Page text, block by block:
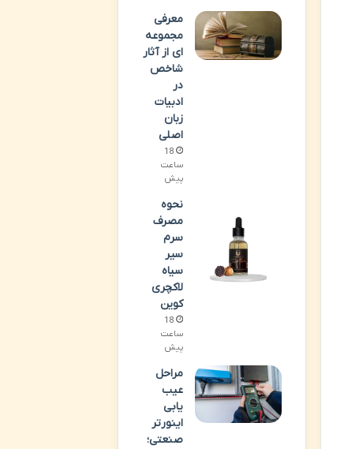
معرفی
مجموعه
ای از آثار
شاخص
در
ادبیات
زبان
اصلی
18
ساعت
پیش
نحوه
مصرف
سرم
سیر
سیاه
لاکچری
کوین
18
ساعت
پیش
مراحل
عیب
یابی
اینورتر
صنعتی؛